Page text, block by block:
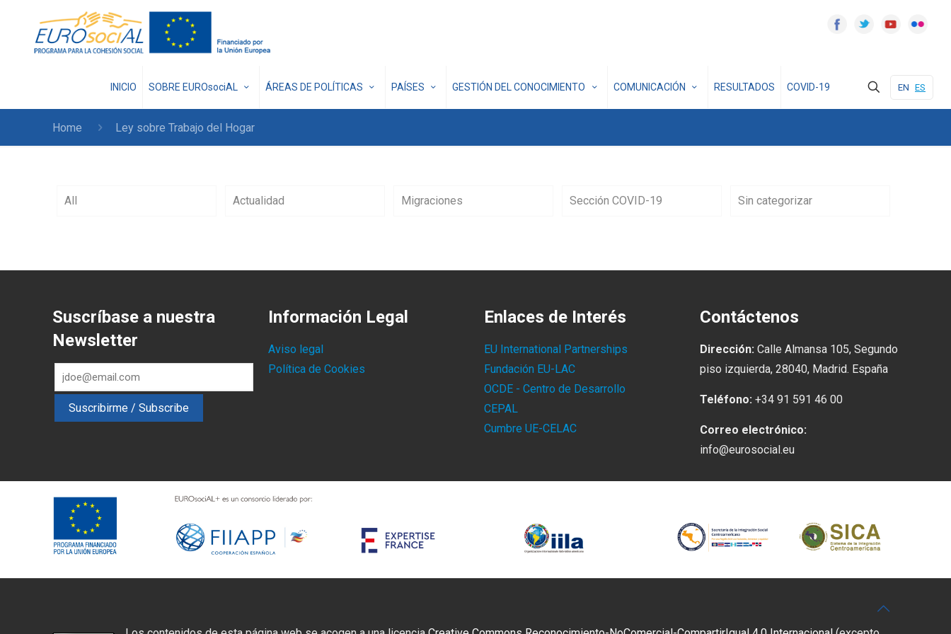
INICIO SOBRE EUROsociAL ÁREAS DE POLÍTICAS PAÍSES GESTIÓN DEL CONOCIMIENTO COMUNICACIÓN RESULTADOS COVID-19 EN ES
Home Ley sobre Trabajo del Hogar
All Actualidad Migraciones Sección COVID-19 Sin categorizar
Suscríbase a nuestra
Newsletter
Información Legal
Aviso legal
Política de Cookies
Enlaces de Interés
EU International Partnerships
Fundación EU-LAC
OCDE - Centro de Desarrollo
CEPAL
Cumbre UE-CELAC
Contáctenos
Dirección: Calle Almansa 105, Segundo
piso izquierda, 28040, Madrid. España
Teléfono: +34 91 591 46 00
Correo electrónico:
info@eurosocial.eu